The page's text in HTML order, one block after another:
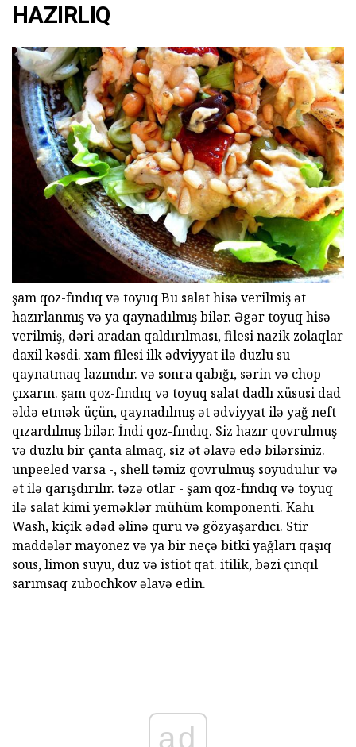
HAZIRLIQ
şam qoz-fındıq və toyuq Bu salat hisə verilmiş ət
hazırlanmış və ya qaynadılmış bilər. Əgər toyuq hisə
verilmiş, dəri aradan qaldırılması, filesi nazik zolaqlar
daxil kəsdi. xam filesi ilk ədviyyat ilə duzlu su
qaynatmaq lazımdır. və sonra qabığı, sərin və chop
çıxarın. şam qoz-fındıq və toyuq salat dadlı xüsusi dad
əldə etmək üçün, qaynadılmış ət ədviyyat ilə yağ neft
qızardılmış bilər. İndi qoz-fındıq. Siz hazır qovrulmuş
və duzlu bir çanta almaq, siz ət əlavə edə bilərsiniz.
unpeeled varsa -, shell təmiz qovrulmuş soyudulur və
ət ilə qarışdırılır. təzə otlar - şam qoz-fındıq və toyuq
ilə salat kimi yeməklər mühüm komponenti. Kahı
Wash, kiçik ədəd əlinə quru və gözyaşardıcı. Stir
maddələr mayonez və ya bir neçə bitki yağları qaşıq
sous, limon suyu, duz və istiot qat. itilik, bəzi çınqıl
sarımsaq zubochkov əlavə edin.
ad